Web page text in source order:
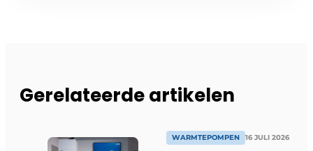
Gerelateerde artikelen
WARMTEPOMPEN 16 JULI 2026